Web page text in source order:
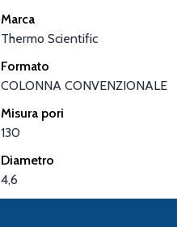
Marca
Thermo Scientific
Formato
COLONNA CONVENZIONALE
Misura pori
130
Diametro
4,6